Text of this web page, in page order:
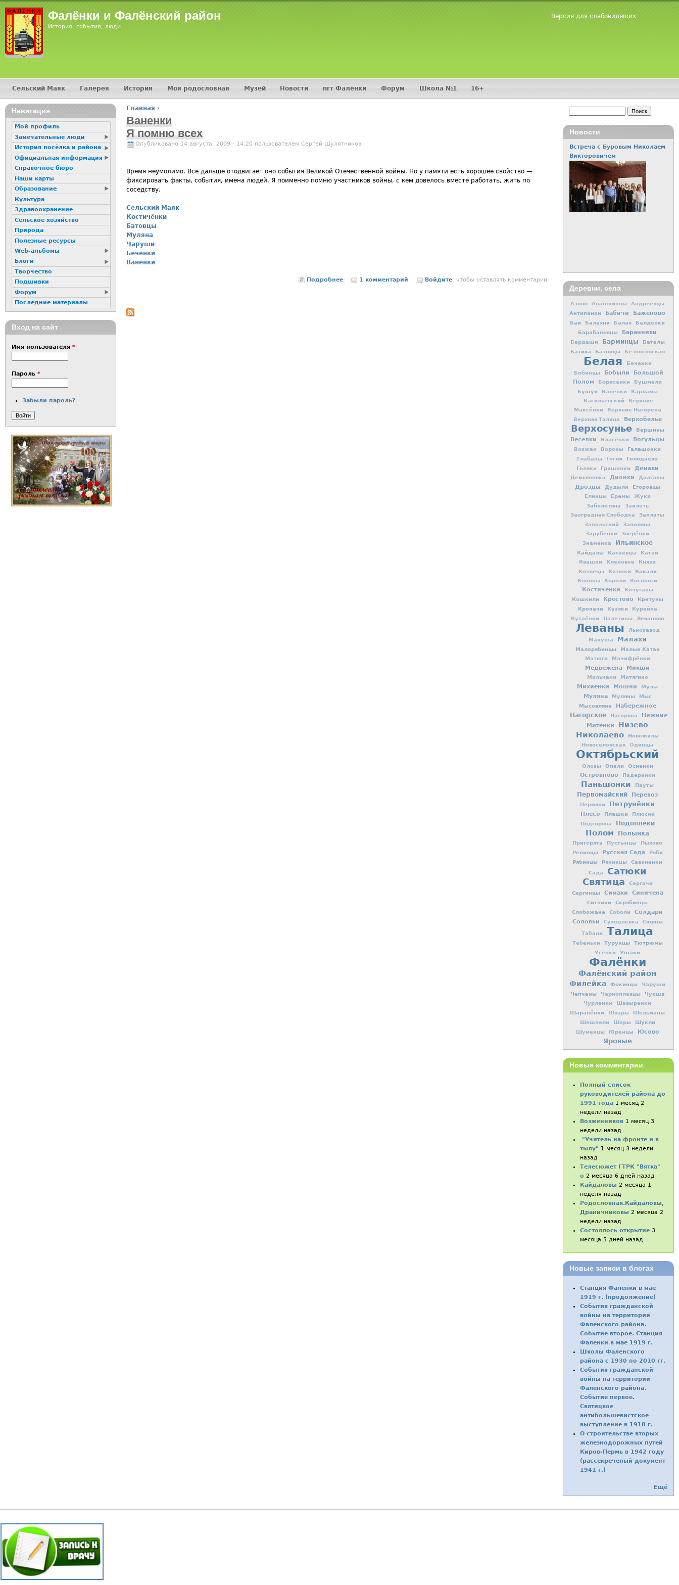
Фалёнки и Фалёнский район
История, события, люди
Версия для слабовидящих
Вы здесь
Главная ›
Ваненки
Я помню всех
Опубликовано 14 августа, 2009 - 14:20 пользователем Сергей Шулятников
Время неумолимо. Все дальше отодвигает оно события Великой Отечественной войны. Но у памяти есть хорошее свойство —
фиксировать факты, события, имена людей. Я поименно помню участников войны, с кем довелось вместе работать, жить по
соседству.
Сельский Маяк
Костичёнки
Батовцы
Муляна
Чаруши
Беченки
Ваненки
Подробнеео Я помню всех
1 комментарий Войдите, чтобы оставлять комментарии
Главное меню
Сельский Маяк Галерея История Моя родословная Музей Новости пгт Фалёнки Форум Школа №1 16+
Навигация
Мой профиль
Замечательные люди
История посёлка и района
Официальная информация
Справочное бюро
Наши карты
Образование
Культура
Здравоохранение
Сельское хозяйство
Природа
Полезные ресурсы
Web-альбомы
Блоги
Творчество
Подшивки
Форум
Последние материалы
Вход на сайт
Имя пользователя *
Пароль *
Забыли пароль?
Новости
Встреча с Буровым Николаем
Викторовичем
Деревни, села
Азово Анашкинцы Андреевцы
Антипёнки Бабичи Баженово
Баи Балахни Балая
Балдёнки
Барабановцы
Баранники
Бардаши Барминцы
Баталы
Батиха
Батовцы Безносовская
Белая
Беченки
Бобинцы
Бобыли
Большой
Полом
Борисёнки Бушмели
Бушуи Ваненки
Варламы
Васильевский
Верхние
Максёнки
Верхние Нагорена
Верхняя Талица
Верхобелье
Верхосунье Вершины
Веселки Власёнки Вогульцы
Возжаи Вороны Галашонки
Глабаны Гогли Голодаево
Голяки Гришонки Демаки
Демьяновка Дионки Долганы
Дрозды Дудыли Егоровцы
Елинцы Еремы Жуки
Заболотяна
Заилеть
Заоградная Слободка
Заплаты
Запольский
Заполяна
Зарубенки
Зверёнки
Знаменка
Ильинское
Кайдалы Катаевцы
Катаи
Квашни
Кленовое
Князи
Козлецы
Козюки Кокали
Кононы Короли Косоноги
Костичёнки Кочуганы
Кошкили Крестово
Кретуны
Кропачи
Кузяки
Курейка
Кутаёнки
Лалетины Леваново
Леваны
Льнозавод
Макуша
Малахи
Малорябинцы Малые Катаи
Матюги Мачифрёнки
Медвежена Микши
Мильчаки Митягино
Михиенки Мошни Мулы
Муляна Муляны Мыс
Мысовляна Набережное
Нагорское Нагоряна
Нижние
Митёнки
Низево
Николаево Новожилы
Новоселовская Одинцы
Октябрьский
Олозы Опали Осиенки
Островново Падерёнки
Паньшонки Пауты
Первомайский Перевоз
Пермяки Петрунёнки
Плесо Плешки
Плюсни
Подгоряна
Подоплёки
Полом Полынка
Пригорята Пустынцы Пыхово
Репинцы Русская Сада
Ряби
Рябинцы
Рякинцы
Савинёнки
Сада
Сатюки
Святица
Сергачи
Сергинцы Симахи Синичена
Ситники
Скрябинцы
Слобожане
Соболи
Солдари
Соловьи
Суходоевка Сюрны
Табани Талица
Тебеньки Турунцы Тютрюмы
Усёнки Ушаки
Фалёнки
Фалёнский район
Филейка Фокинцы Чаруши
Чепчаны Черноплевцы Чукша
Чурленки Шавырёнки
Шарапёнки Швары Шельманы
Шешпели Шоры Шукли
Шуменцы Юренцы Юсово
Яровые
Новые комментарии
Полный список
руководителей района до
1991 года 1 месяц 2
недели назад
Возженников 1 месяц 3
недели назад
"Учитель на фронте и в
тылу" 1 месяц 3 недели
назад
Телесюжет ГТРК "Вятка"
о 2 месяца 6 дней назад
Кайдаловы 2 месяца 1
неделя назад
Родословная.Кайдаловы,
Драничниковы 2 месяца 2
недели назад
Состоялось открытие 3
месяца 5 дней назад
Новые записи в блогах
Станция Фаленки в мае
1919 г. (продолжение)
События гражданской
войны на территории
Фаленского района.
Событие второе. Станция
Фаленки в мае 1919 г.
Школы Фаленского
района с 1930 по 2010 гг.
События гражданской
войны на территории
Фаленского района.
Событие первое.
Святицкое
антибольшевистское
выступление в 1918 г.
О строительстве вторых
железнодорожных путей
Киров-Пермь в 1942 году
(рассекреченый документ
1941 г.)
Ещё